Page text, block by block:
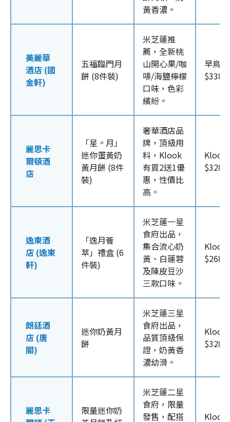
黃香濃。
美麗華
酒店 (國
金軒)
五福臨門月
餅 (8件裝)
米芝蓮推
薦，全新桃
山開心果/咖
啡/海鹽檸檬
口味，色彩
繽紛。
早鳥
$338/
麗思卡
爾頓酒
店
「星。月」
迷你蛋黃奶
黃月餅 (8件
裝)
奢華酒店品
牌，頂級用
料，Klook
有買2送1優
惠，性價比
高。
Klook
$328/
逸東酒
店 (逸東
軒)
「逸月薈
萃」禮盒 (6
件裝)
米芝蓮一星
食府出品，
集合流心奶
黃、白蓮蓉
及陳皮豆沙
三款口味。
Klook
$268/
朗廷酒
店 (唐
閣)
迷你奶黃月
餅
米芝蓮三星
食府出品，
品質頂級保
證，奶黃香
濃幼滑。
Klook
$328/
麗思卡
限量迷你奶
米芝蓮二星
食府，限量
發售，配搭
Klook